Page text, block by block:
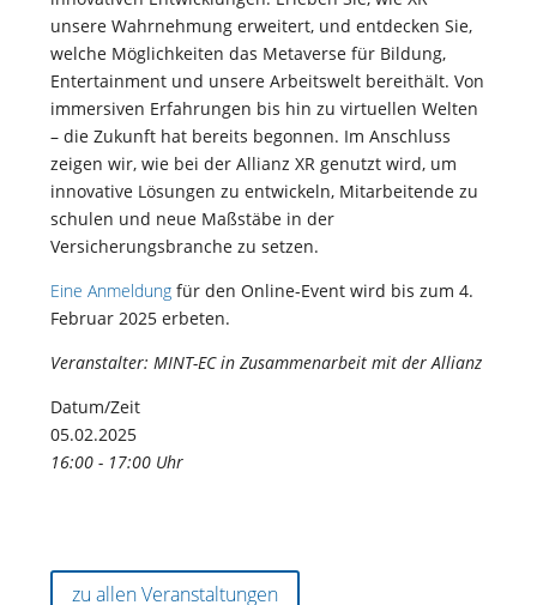
unsere Wahrnehmung erweitert, und entdecken Sie,
welche Möglichkeiten das Metaverse für Bildung,
Entertainment und unsere Arbeitswelt bereithält. Von
immersiven Erfahrungen bis hin zu virtuellen Welten
– die Zukunft hat bereits begonnen. Im Anschluss
zeigen wir, wie bei der Allianz XR genutzt wird, um
innovative Lösungen zu entwickeln, Mitarbeitende zu
schulen und neue Maßstäbe in der
Versicherungsbranche zu setzen.
Eine Anmeldung für den Online-Event wird bis zum 4.
Februar 2025 erbeten.
Veranstalter: MINT-EC in Zusammenarbeit mit der Allianz
Datum/Zeit
05.02.2025
16:00 - 17:00 Uhr
zu allen Veranstaltungen